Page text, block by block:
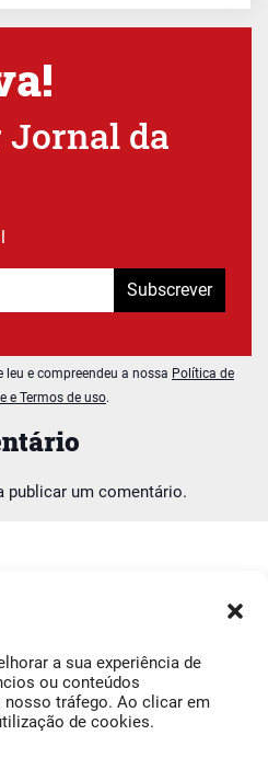
a sua experiência de
ou conteúdos
nosso tráfego. Ao clicar em
de cookies.
publicar um comentário.
da
Subscrever
e compreendeu a nossa Política de
e Termos de uso.
O Jornal da Bairrada
Contactos